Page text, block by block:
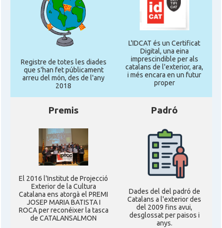
Registre de totes les diades
que s'han fet públicament
arreu del món, des de l'any
2018
L'IDCAT és un Certificat
Digital, una eina
imprescindible per als
catalans de l'exterior, ara,
i més encara en un futur
proper
Premis
El 2016 l'Institut de Projecció
Exterior de la Cultura
Catalana ens atorgà el PREMI
JOSEP MARIA BATISTA I
ROCA per reconéixer la tasca
de CATALANSALMON
Padró
Dades del del padró de
Catalans a l'exterior des
del 2009 fins avui,
desglossat per paisos i
anys.